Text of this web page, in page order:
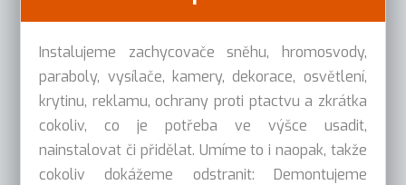
Instalujeme zachycovače sněhu, hromosvody,
paraboly, vysílače, kamery, dekorace, osvětlení,
krytinu, reklamu, ochrany proti ptactvu a zkrátka
cokoliv, co je potřeba ve výšce usadit,
nainstalovat či přidělat. Umíme to i naopak, takže
cokoliv dokážeme odstranit: Demontujeme